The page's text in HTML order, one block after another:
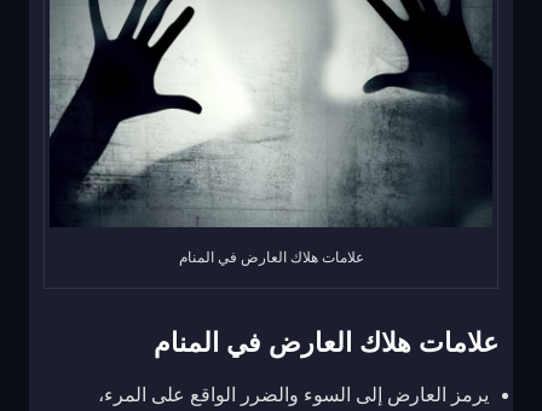
علامات هلاك العارض في المنام
علامات هلاك العارض في المنام
يرمز العارض إلى السوء والضرر الواقع على المرء،